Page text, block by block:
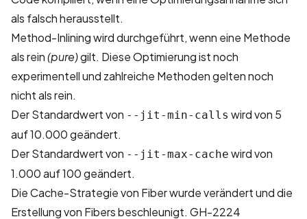
als falsch herausstellt.
Method-Inlining wird durchgeführt, wenn eine Methode
als rein(pure)gilt. Diese Optimierung ist noch
experimentell und zahlreiche Methoden gelten noch
nicht als rein.
Der Standardwert von --jit-min-calls wird von 5
auf 10.000 geändert.
Der Standardwert von --jit-max-cache wird von
1.000 auf 100 geändert.
Die Cache-Strategie von Fiber wurde verändert und die
Erstellung von Fibers beschleunigt. GH-2224